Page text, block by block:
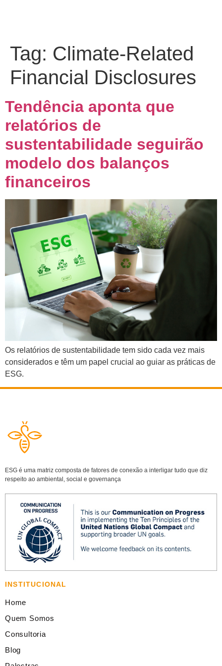
Tag: Climate-Related
Financial Disclosures
Tendência aponta que
relatórios de
sustentabilidade seguirão
modelo dos balanços
financeiros
Os relatórios de sustentabilidade tem sido cada vez mais
considerados e têm um papel crucial ao guiar as práticas de
ESG.
ESG é uma matriz composta de fatores de conexão a interligar tudo que diz
respeito ao ambiental, social e governança
INSTITUCIONAL
Home
Quem Somos
Consultoria
Blog